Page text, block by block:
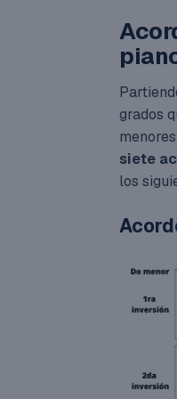
grados
siete
los